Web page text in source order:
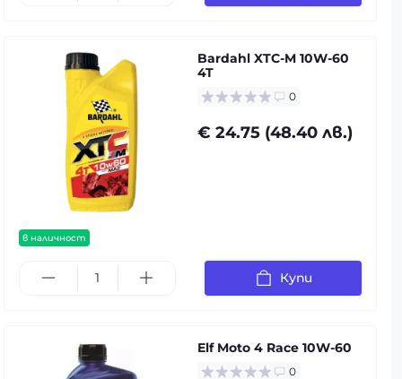
в наличност
Bardahl XTC-M 10W-60
4T
0
€ 24.75 (48.40 лв.)
Купи
Elf Moto 4 Race 10W-60
0